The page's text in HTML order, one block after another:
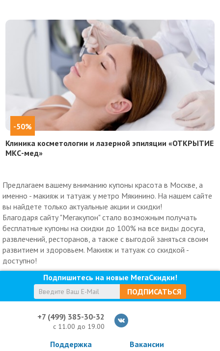
-50%
Клиника косметологии и лазерной эпиляции «ОТКРЫТИЕ
МКС-мед»
Предлагаем вашему вниманию купоны красота в Москве, а
именно - макияж и татуаж у метро Мякинино. На нашем сайте
вы найдете только актуальные акции и скидки!
Благодаря сайту "Мегакупон" стало возможным получать
бесплатные купоны на скидки до 100% на все виды досуга,
развлечений, ресторанов, а также с выгодой заняться своим
развитием и здоровьем. Макияж и татуаж со скидкой -
доступно!
Подпишитесь на новые МегаСкидки!
ПОДПИСАТЬСЯ
+7 (499) 385-30-32
с 11.00 до 19.00
Поддержка Вакансии